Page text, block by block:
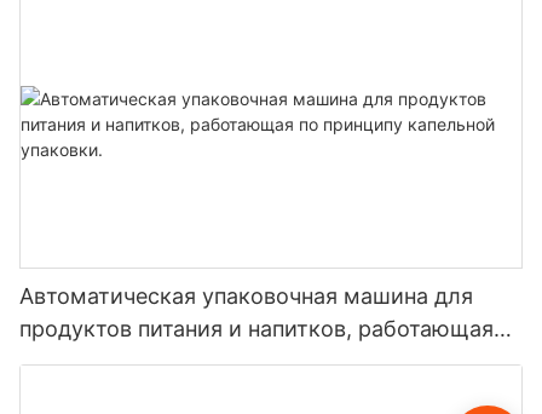
Автоматическая упаковочная машина для
продуктов питания и напитков, работающая
по принципу капельной упаковки.